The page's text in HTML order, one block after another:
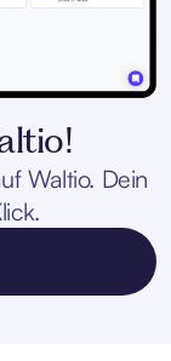
Waltio. Dein